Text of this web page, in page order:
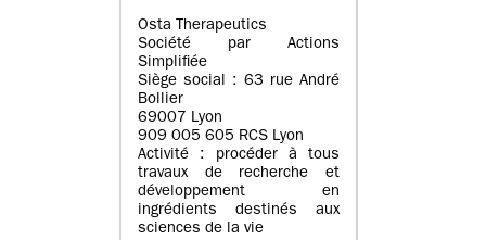
Osta Therapeutics
Société par Actions
Simplifiée
Siège social : 63 rue André
Bollier
69007 Lyon
909 005 605 RCS Lyon
Activité : procéder à tous
travaux de recherche et
développement en
ingrédients destinés aux
sciences de la vie